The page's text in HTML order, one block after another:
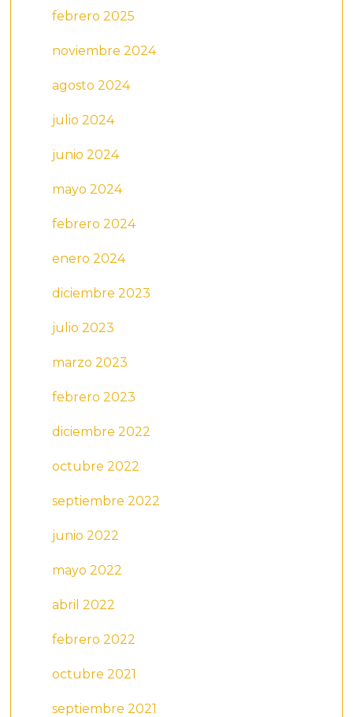
febrero 2025
noviembre 2024
agosto 2024
julio 2024
junio 2024
mayo 2024
febrero 2024
enero 2024
diciembre 2023
julio 2023
marzo 2023
febrero 2023
diciembre 2022
octubre 2022
septiembre 2022
junio 2022
mayo 2022
abril 2022
febrero 2022
octubre 2021
septiembre 2021